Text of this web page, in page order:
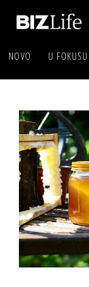
NOVO U FOKUSU